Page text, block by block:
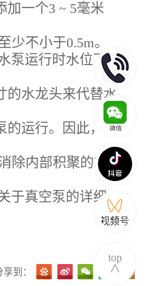
一个3 ~ 5毫米
不小于0.5m。
泵运行时水位下
水龙头来代替水
运行。因此，泵
内部积聚的空
于真空泵的详细
top
∧